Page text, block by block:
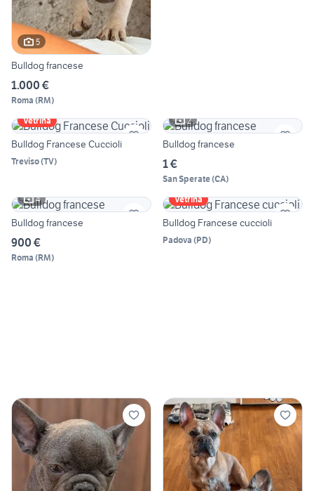
5
Bulldog francese
1.000 €
Roma (RM)
Vetrina
Bulldog Francese Cuccioli
Treviso(TV)
2
Bulldog francese
1 €
San Sperate(CA)
4
Bulldog francese
900 €
Roma (RM)
Vetrina
Bulldog Francese cuccioli
Padova (PD)